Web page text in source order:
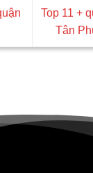
Top 11 +
Tân